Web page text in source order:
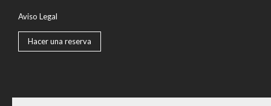
Aviso Legal
Hacer una reserva